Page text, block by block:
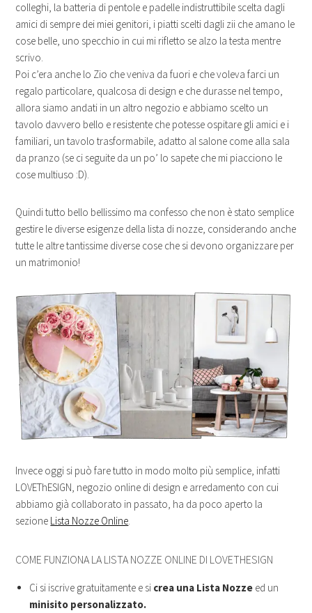
colleghi, la batteria di pentole e padelle indistruttibile scelta dagli
amici di sempre dei miei genitori, i piatti scelti dagli zii che amano le
cose belle, uno specchio in cui mi rifletto se alzo la testa mentre
scrivo.
Poi c’era anche lo Zio che veniva da fuori e che voleva farci un
regalo particolare, qualcosa di design e che durasse nel tempo,
allora siamo andati in un altro negozio e abbiamo scelto un
tavolo davvero bello e resistente che potesse ospitare gli amici e i
familiari, un tavolo trasformabile, adatto al salone come alla sala
da pranzo (se ci seguite da un po’ lo sapete che mi piacciono le
cose multiuso :D).
Quindi tutto bello bellissimo ma confesso che non è stato semplice
gestire le diverse esigenze della lista di nozze, considerando anche
tutte le altre tantissime diverse cose che si devono organizzare per
un matrimonio!
Invece oggi si può fare tutto in modo molto più semplice, infatti
LOVEThESIGN, negozio online di design e arredamento con cui
abbiamo già collaborato in passato, ha da poco aperto la
sezione Lista Nozze Online.
COME FUNZIONA LA LISTA NOZZE ONLINE DI LOVETHESIGN
Ci si iscrive gratuitamente e si crea una Lista Nozze ed un
minisito personalizzato.